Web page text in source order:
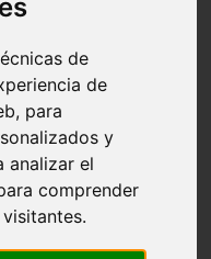
de
de
para
y
analizar el
comprender